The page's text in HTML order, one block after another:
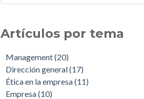
Artículos por tema
Management(20)
Dirección general(17)
Ética en la empresa(11)
Empresa(10)